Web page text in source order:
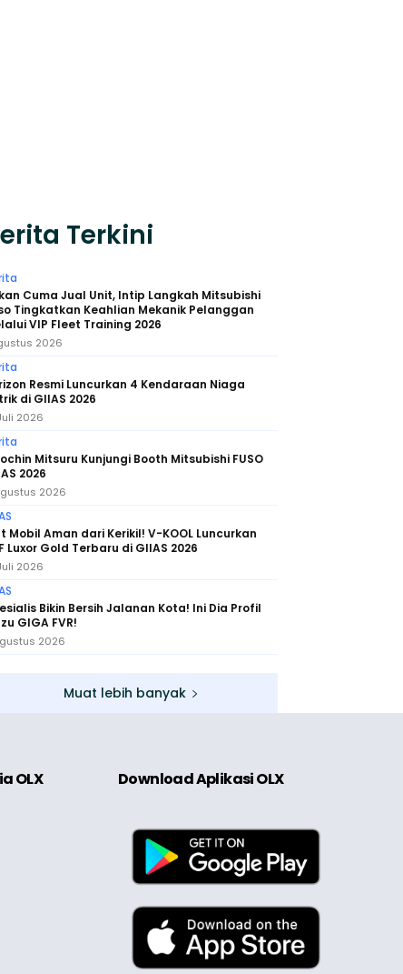
Terkini
Cuma Jual Unit, Intip Langkah Mitsubishi
Tingkatkan Keahlian Mekanik Pelanggan
VIP Fleet Training 2026
2026
Resmi Luncurkan 4 Kendaraan Niaga
di GIIAS 2026
2026
Mitsuru Kunjungi Booth Mitsubishi FUSO
2026
2026
Mobil Aman dari Kerikil! V-KOOL Luncurkan
Luxor Gold Terbaru di GIIAS 2026
2026
Bikin Bersih Jalanan Kota! Ini Dia Profil
GIGA FVR!
2026
Muat lebih banyak
OLX
Download Aplikasi OLX